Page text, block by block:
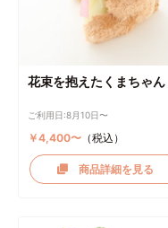
花束を抱えたくまちゃん
ご利用日:8月10日〜
￥4,400〜（税込）
商品詳細を見る